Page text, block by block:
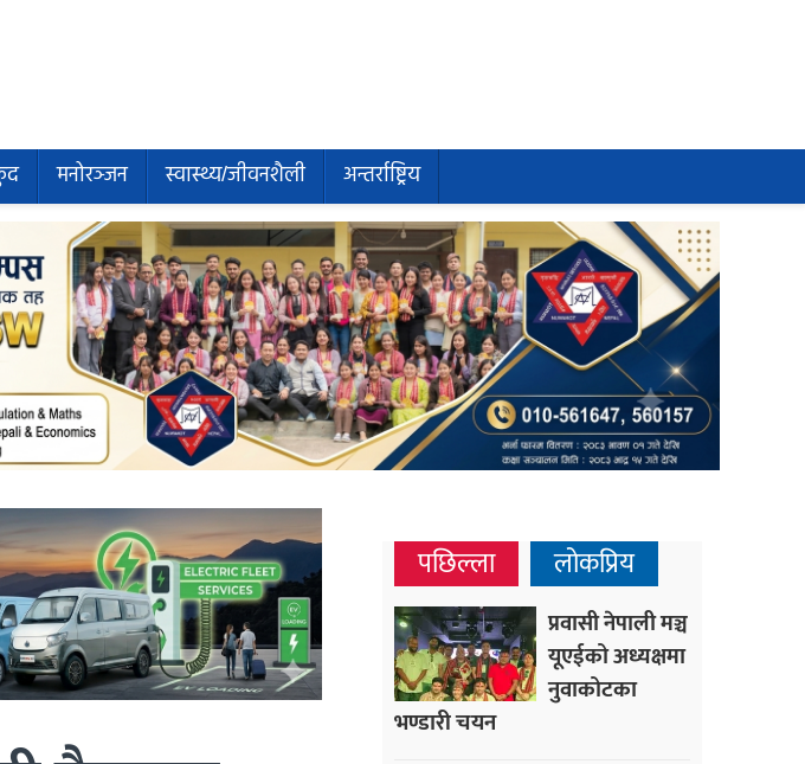
मनोरञ्जन स्वास्थ्य/जीवनशैली अन्तर्राष्ट्रिय
पछिल्ला लोकप्रिय
प्रवासी नेपाली मञ्च
यूएईको अध्यक्षमा
नुवाकोटका
भण्डारी चयन